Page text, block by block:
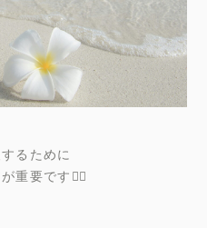
るために
重要です🙂‍↕️